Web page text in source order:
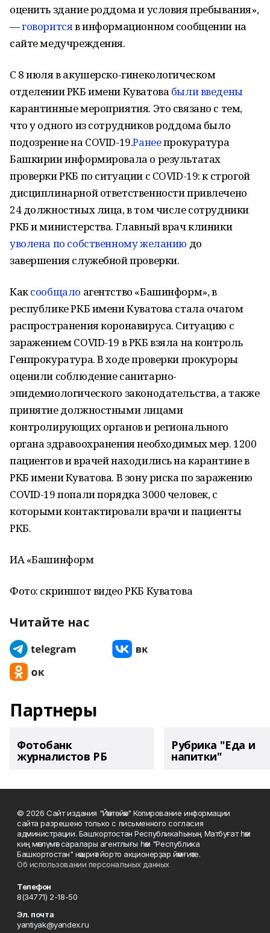
оценить здание роддома и условия пребывания»,
—говоритсяв информационном сообщении на
сайте медучреждения.
С 8 июля в акушерско-гинекологическом
отделении РКБ имени Куватова были введены
карантинные мероприятия. Это связано с тем,
что у одного из сотрудников роддома было
подозрение на COVID-19.Ранеепрокуратура
Башкирии информировала о результатах
проверки РКБ по ситуации с COVID-19: к строгой
дисциплинарной ответственности привлечено
24 должностных лица, в том числе сотрудники
РКБ и министерства. Главный врач клиники
уволена по собственному желанию до
завершения служебной проверки.
Каксообщало агентство «Башинформ», в
республике РКБ имени Куватова стала очагом
распространения коронавируса. Ситуацию с
заражением COVID-19 в РКБ взяла на контроль
Генпрокуратура. В ходе проверки прокуроры
оценили соблюдение санитарно-
эпидемиологического законодательства, а также
принятие должностными лицами
контролирующих органов и регионального
органа здравоохранения необходимых мер. 1200
пациентов и врачей находились на карантине в
РКБ имени Куватова. В зону риска по заражению
COVID-19 попали порядка 3000 человек, с
которыми контактировали врачи и пациенты
РКБ.
ИА «Башинформ
Фото: скриншот видео РКБ Куватова
Читайте нас
Партнеры
Фотобанк
журналистов РБ
Рубрика "Еда и
напитки"
© 2026 Сайт издания "Йәнтөйәк" Копирование информации
сайта разрешено только с письменного согласия
администрации. Башҡортостан Республикаһының Матбуғат һәм
киң мәғлүмәт саралары агентлығы һәм "Республика
Башкортостан" нәшриәт йорто акционерҙар йәмғиәте.
Об использовании персональных данных
Телефон
8(34771) 2-18-50
Эл. почта
yantiyak@yandex.ru